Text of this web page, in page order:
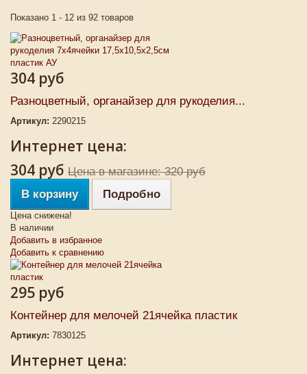
Показано 1 - 12 из 92 товаров
304 руб
Разноцветный, органайзер для рукоделия...
Артикул: 2290215
Интернет цена:
304 руб Цена в магазине: 320 руб
В корзину
Подробно
Цена снижена!
В наличии
Добавить в избранное
Добавить к сравнению
295 руб
Контейнер для мелочей 21ячейка пластик
Артикул: 7830125
Интернет цена: